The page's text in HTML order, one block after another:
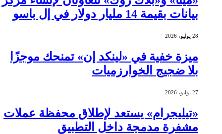
بيانات بقيمة 14 مليار دولار في إل باسو
28 يوليو، 2026
ميزة خفية في «لينكد إن» تمنحك موجزًا
بلا ضجيج الخوارزميات
27 يوليو، 2026
«تيليجرام» يستعد لإطلاق محفظة عملات
مشفرة مدمجة داخل التطبيق